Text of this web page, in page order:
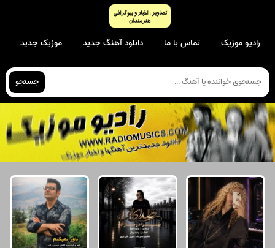
رادیو موزیک تماس با ما دانلود آهنگ جدید موزیک جدید
جستجو